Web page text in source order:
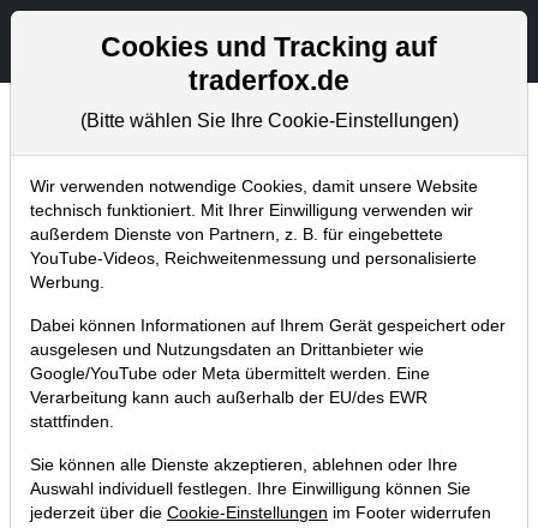
Aktien- und Artikelsuche
Chartanalysen
Home Blog Chartanalysen
Chartanalyse SAP: Analyst stuft
Aktie hoch – jetzt zuschlagen?
25.06.2023 um 14:09 Uhr | P. Uhlschmied
Cookies und Tracking auf
traderfox.de
(Bitte wählen Sie Ihre Cookie-Einstellungen)
Wir verwenden notwendige Cookies, damit unsere Website
technisch funktioniert. Mit Ihrer Einwilligung verwenden wir
außerdem Dienste von Partnern, z. B. für eingebettete
YouTube-Videos, Reichweitenmessung und personalisierte
Werbung.
Dabei können Informationen auf Ihrem Gerät gespeichert oder
ausgelesen und Nutzungsdaten an Drittanbieter wie
Google/YouTube oder Meta übermittelt werden. Eine
Verarbeitung kann auch außerhalb der EU/des EWR
stattfinden.
Sie können alle Dienste akzeptieren, ablehnen oder Ihre
Auswahl individuell festlegen. Ihre Einwilligung können Sie
jederzeit über die Cookie-Einstellungen im Footer widerrufen